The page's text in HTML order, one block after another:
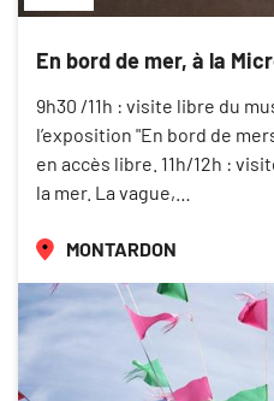
En bord de mer, à la
9h30 /11h : visite libre du
l’exposition "En bord de
en accès libre. 11h/12h :
la mer. La vague,…
MONTARDON